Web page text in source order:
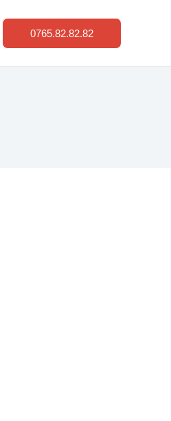
0765.82.82.82